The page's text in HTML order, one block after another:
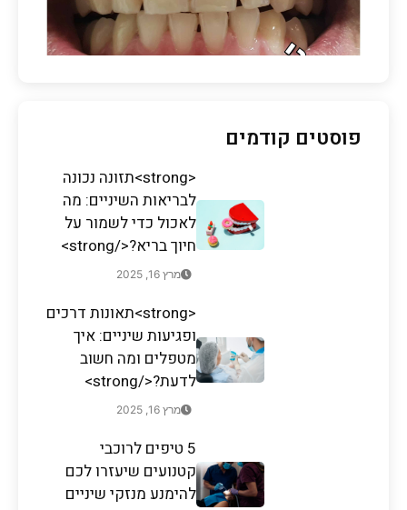
פוסטים קודמים
<strong>תזונה נכונה
לבריאות השיניים: מה
לאכול כדי לשמור על
חיוך בריא?</strong>
מרץ 16, 2025
<strong>תאונות דרכים
ופגיעות שיניים: איך
מטפלים ומה חשוב
לדעת?</strong>
מרץ 16, 2025
5 טיפים לרוכבי
קטנועים שיעזרו לכם
להימנע מנזקי שיניים